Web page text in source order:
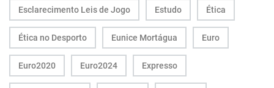
Esclarecimento Leis de Jogo Estudo Ética
Ética no Desporto Eunice Mortágua Euro
Euro2020 Euro2024 Expresso